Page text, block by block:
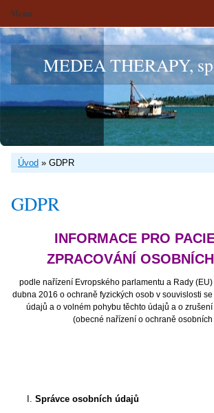
MEDEA THERAPY,
Úvod » GDPR
GDPR
INFORMACE PRO
ZPRACOVÁNÍ
podle nařízení Evropského parlamentu a Rady
dubna 2016 o ochraně fyzických osob v souvislosti
údajů a o volném pohybu těchto údajů a o
(obecné nařízení o ochraně
Správce osobních údajů
Menu